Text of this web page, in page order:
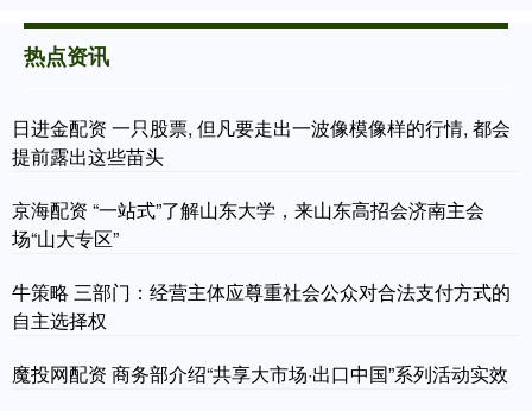
热点资讯
日进金配资 一只股票, 但凡要走出一波像模像样的行情, 都会
提前露出这些苗头
京海配资 “一站式”了解山东大学，来山东高招会济南主会
场“山大专区”
牛策略 三部门：经营主体应尊重社会公众对合法支付方式的
自主选择权
魔投网配资 商务部介绍“共享大市场·出口中国”系列活动实效